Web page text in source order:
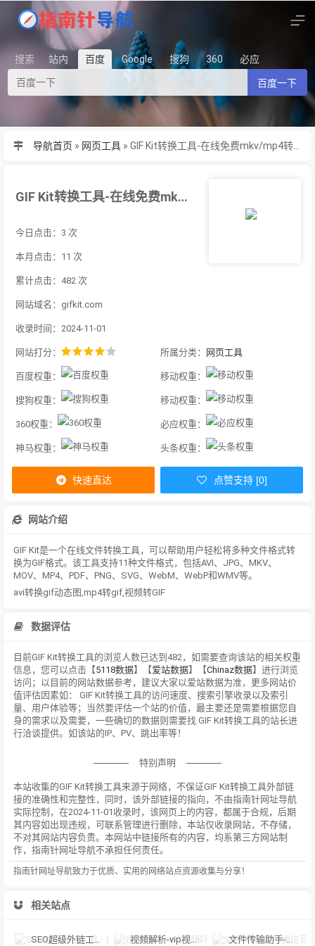
搜索 站内 百度 Google 搜狗 360 必应
百度一下
导航首页 » 网页工具 »
GIF Kit转换工具-在线免费mkv/mp4转换gif动图
今日点击：3 次
本月点击：11 次
累计点击：482 次
网站域名：gifkit.com
收录时间：2024-11-01
网站打分： 所属分类： 网页工具
百度权重： 移动权重：
搜狗权重： 移动权重：
360权重： 必应权重：
神马权重： 头条权重：
快速直达 点赞支持 [0]
网站介绍
GIF Kit是一个在线文件转换工具，可以帮助用户轻松将多种文件格式转
换为GIF格式。该工具支持11种文件格式，包括AVI、JPG、MKV、
MOV、MP4、PDF、PNG、SVG、WebM、WebP和WMV等。
avi转换gif动态图,mp4转gif,视频转GIF
数据评估
目前GIF Kit转换工具的浏览人数已达到482，如需要查询该站的相关权重
信息，您可以点击【5118数据】【爱站数据】【Chinaz数据】进行浏览
访问；以目前的网站数据参考，建议大家以爱站数据为准，更多网站价
值评估因素如： GIF Kit转换工具的访问速度、搜索引擎收录以及索引
量、用户体验等；当然要评估一个站的价值，最主要还是需要根据您自
身的需求以及需要，一些确切的数据则需要找 GIF Kit转换工具的站长进
行洽谈提供。如该站的IP、PV、跳出率等！
特别声明
本站收集的GIF Kit转换工具来源于网络，不保证GIF Kit转换工具外部链
接的准确性和完整性，同时，该外部链接的指向，不由指南针网址导航
实际控制，在2024-11-01收录时，该网页上的内容，都属于合规，后期
其内容如出现违规，可联系管理进行删除，本站仅收录网站，不存储，
不对其网站内容负责。本网站中链接所有的内容，均系第三方网站制
作，指南针网址导航不承担任何责任。
指南针网址导航致力于优质、实用的网络站点资源收集与分享！
相关站点
SEO超级外链工具 - 在线批量发布外链_免费外链发布工具 视频解析-vip视频解析，建议使用谷歌浏览器。 文件传输助手-微信官方在线传文件，微信文件传输助手网页版，使用手机微信扫码传输文件！